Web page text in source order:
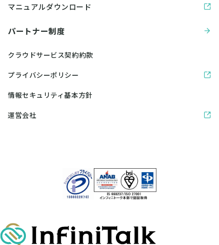
マニュアルダウンロード
パートナー制度
クラウドサービス契約約款
プライバシーポリシー
情報セキュリティ基本方針
運営会社